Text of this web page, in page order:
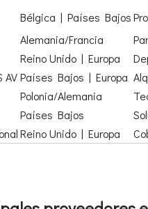
Bélgica | Países Bajos
Alemania/Francia
Reino Unido | Europa
AVPaíses Bajos | Europa
Polonia/Alemania
Países Bajos
Reino Unido | Europa